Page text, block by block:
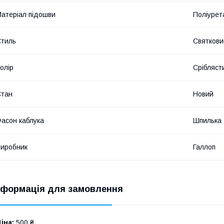
підошви
Новий
каблука Шпилька
Галлоп
для замовлення
500 ₴